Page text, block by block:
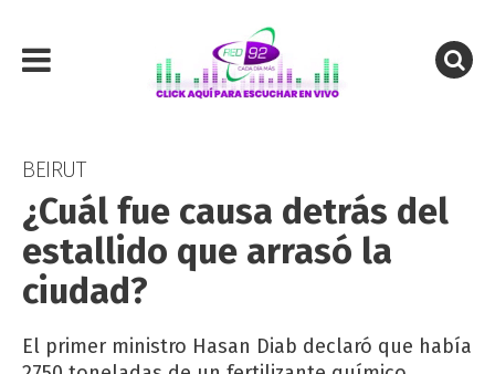
BEIRUT
¿Cuál fue causa detrás del
estallido que arrasó la
ciudad?
El primer ministro Hasan Diab declaró que había